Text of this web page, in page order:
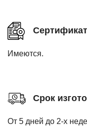
Имеются.
Срок
От 5 дней до 2-х